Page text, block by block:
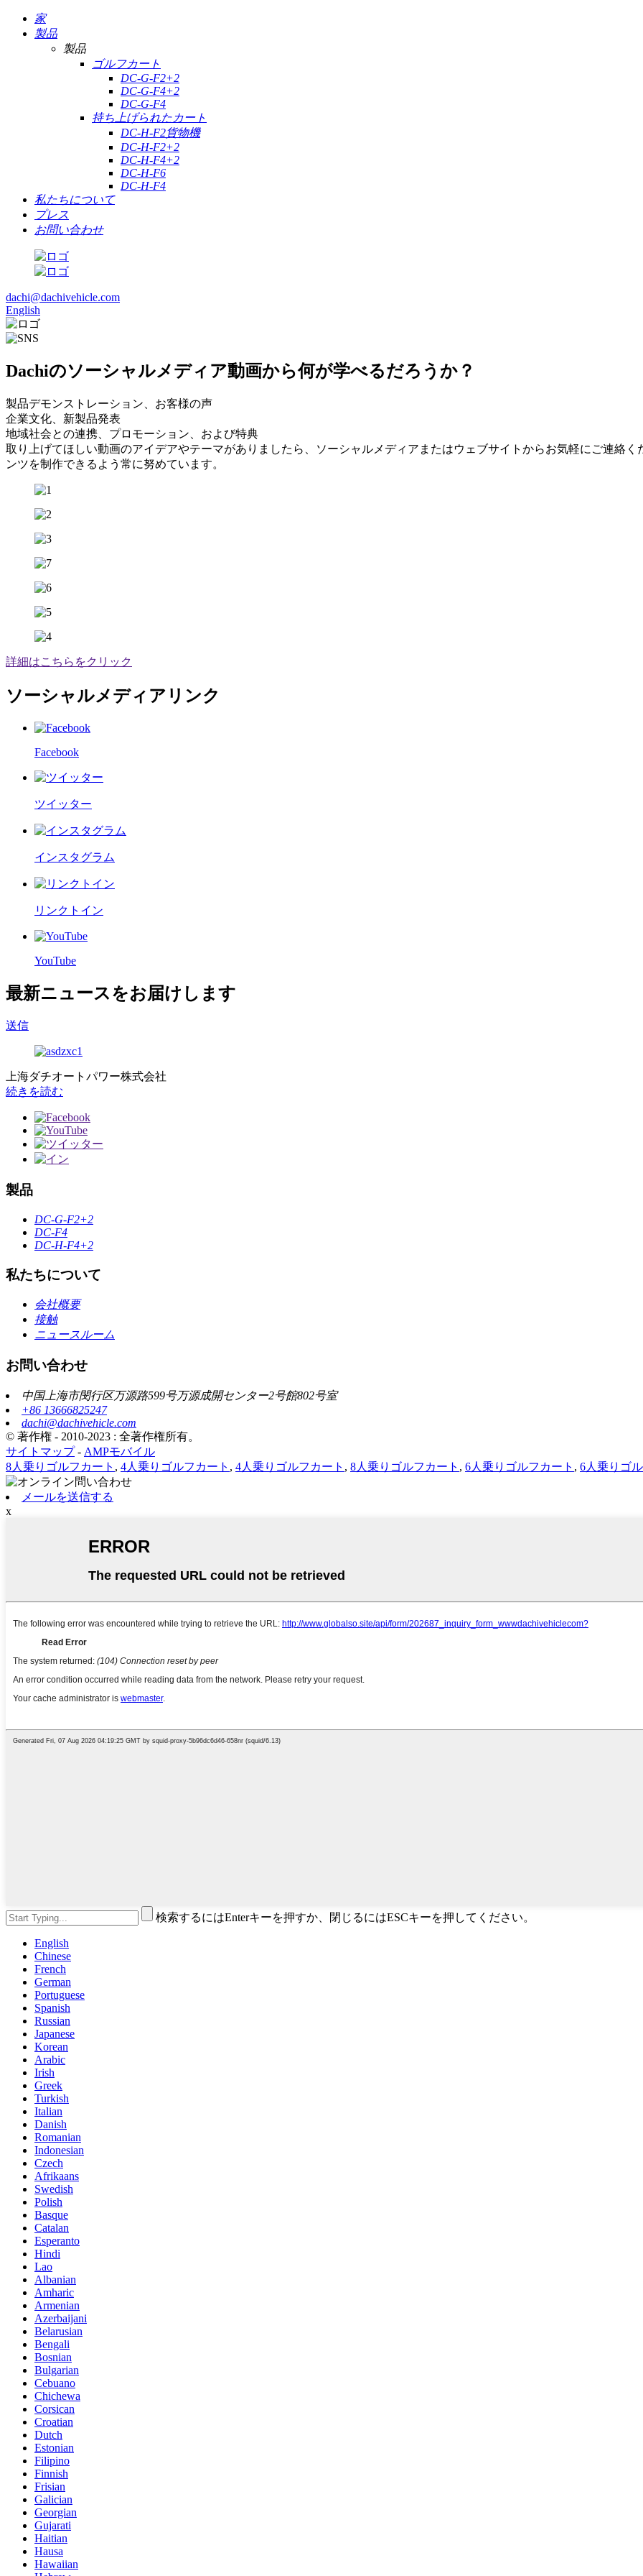
家
製品
製品
ゴルフカート
DC-G-F2+2
DC-G-F4+2
DC-G-F4
持ち上げられたカート
DC-H-F2貨物機
DC-H-F2+2
DC-H-F4+2
DC-H-F6
DC-H-F4
私たちについて
プレス
お問い合わせ
dachi@dachivehicle.com
English
Dachiのソーシャルメディア動画から何が学べるだろうか？
製品デモンストレーション、お客様の声
企業文化、新製品発表
地域社会との連携、プロモーション、および特典
取り上げてほしい動画のアイデアやテーマがありましたら、ソーシャルメディアまたはウェブサイトからお気軽にご連絡
ンツを制作できるよう常に努めています。
詳細はこちらをクリック
ソーシャルメディアリンク
Facebook
ツイッター
インスタグラム
リンクトイン
YouTube
最新ニュースをお届けします
送信
上海ダチオートパワー株式会社
続きを読む
製品
DC-G-F2+2
DC-F4
DC-H-F4+2
私たちについて
会社概要
接触
ニュースルーム
お問い合わせ
中国上海市閔行区万源路599号万源成開センター2号館802号室
+86 13666825247
dachi@dachivehicle.com
© 著作権 - 2010-2023 : 全著作権所有。
サイトマップ- AMPモバイル
8人乗りゴルフカート , 4人乗りゴルフカート , 4人乗りゴルフカート , 8人乗りゴルフカート , 6人乗りゴルフカート , 6人乗りゴ
メールを送信する
x
検索するにはEnterキーを押すか、閉じるにはESCキーを押してください。
English
Chinese
French
German
Portuguese
Spanish
Russian
Japanese
Korean
Arabic
Irish
Greek
Turkish
Italian
Danish
Romanian
Indonesian
Czech
Afrikaans
Swedish
Polish
Basque
Catalan
Esperanto
Hindi
Lao
Albanian
Amharic
Armenian
Azerbaijani
Belarusian
Bengali
Bosnian
Bulgarian
Cebuano
Chichewa
Corsican
Croatian
Dutch
Estonian
Filipino
Finnish
Frisian
Galician
Georgian
Gujarati
Haitian
Hausa
Hawaiian